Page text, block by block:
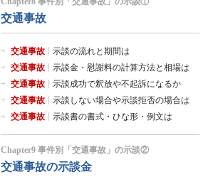
交通事故
交通事故
示談の流れと期間は
交通事故
示談金・慰謝料の計算方法と相場は
交通事故
示談成功で釈放や不起訴になるか
交通事故
示談しない場合や示談拒否の場合は
交通事故
示談書の書式・ひな形・例文は
Chapter9 事件別「交通事故」の示談②
交通事故の示談金